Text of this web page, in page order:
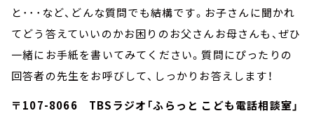
と･･･など、どんな質問でも結構です。お子さんに聞かれ
てどう答えていいのかお困りのお父さんお母さんも、ぜひ
一緒にお手紙を書いてみてください。質問にぴったりの
回答者の先生をお呼びして、しっかりお答えします！
〒107-8066 TBSラジオ「ふらっと こども電話相談室」